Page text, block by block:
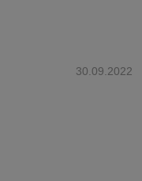
30.09.2022